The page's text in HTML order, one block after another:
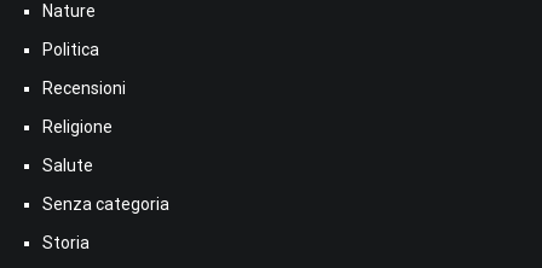
Nature
Politica
Recensioni
Religione
Salute
Senza categoria
Storia